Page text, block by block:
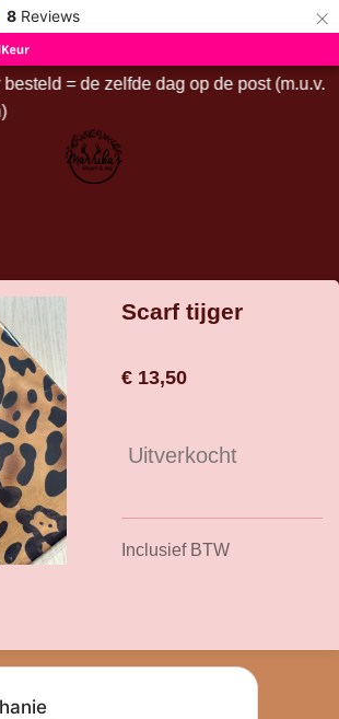
8 Reviews ×
= de zelfde dag op de post (m.u.v.
Scarf tijger
€ 13,50
Uitverkocht
Inclusief BTW